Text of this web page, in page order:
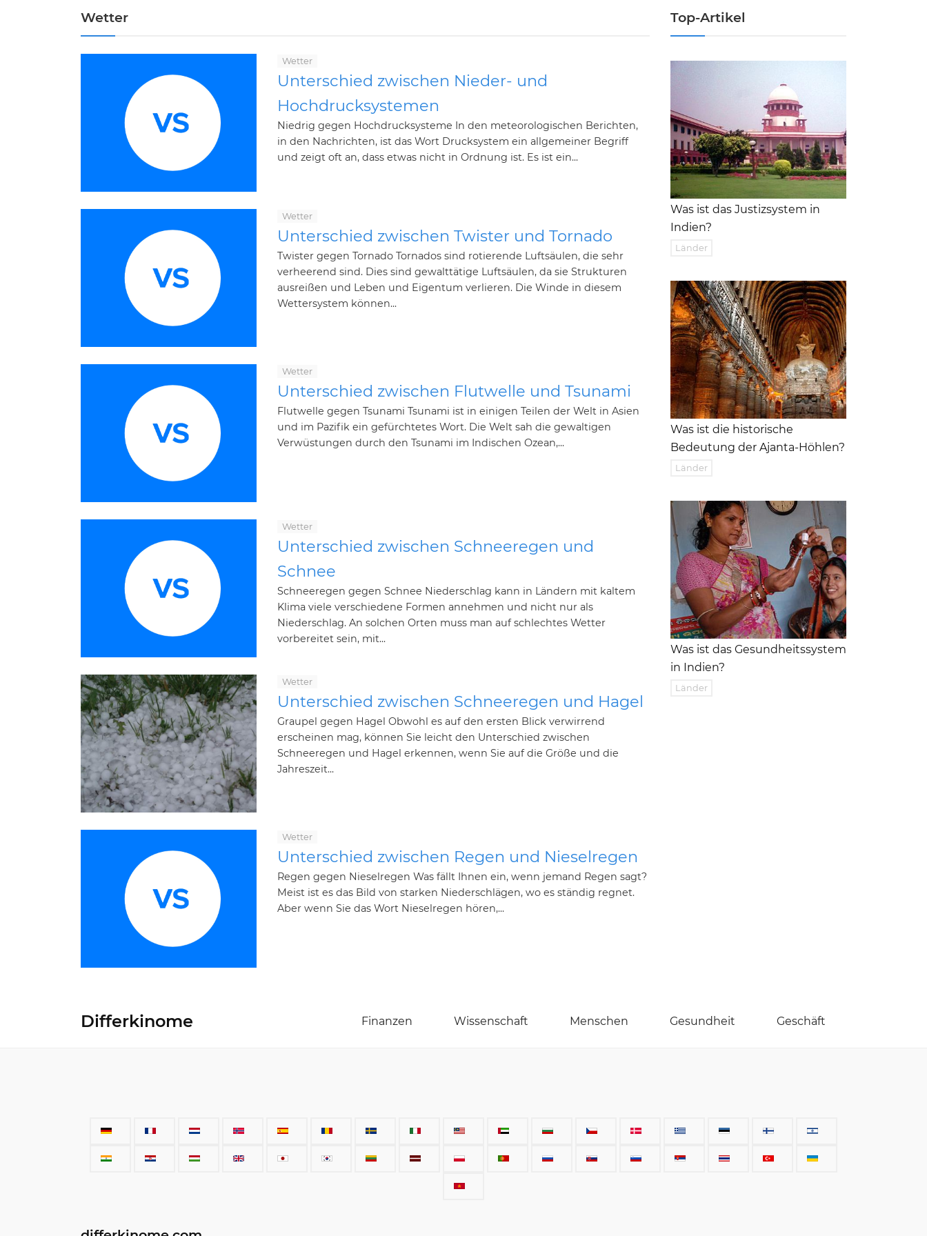
Wetter
Wetter
Unterschied zwischen Nieder- und
Hochdrucksystemen
Niedrig gegen Hochdrucksysteme In den meteorologischen Berichten,
in den Nachrichten, ist das Wort Drucksystem ein allgemeiner Begriff
und zeigt oft an, dass etwas nicht in Ordnung ist. Es ist ein...
Wetter
Unterschied zwischen Twister und Tornado
Twister gegen Tornado Tornados sind rotierende Luftsäulen, die sehr
verheerend sind. Dies sind gewalttätige Luftsäulen, da sie Strukturen
ausreißen und Leben und Eigentum verlieren. Die Winde in diesem
Wettersystem können...
Wetter
Unterschied zwischen Flutwelle und Tsunami
Flutwelle gegen Tsunami Tsunami ist in einigen Teilen der Welt in Asien
und im Pazifik ein gefürchtetes Wort. Die Welt sah die gewaltigen
Verwüstungen durch den Tsunami im Indischen Ozean,...
Wetter
Unterschied zwischen Schneeregen und
Schnee
Schneeregen gegen Schnee Niederschlag kann in Ländern mit kaltem
Klima viele verschiedene Formen annehmen und nicht nur als
Niederschlag. An solchen Orten muss man auf schlechtes Wetter
vorbereitet sein, mit...
Wetter
Unterschied zwischen Schneeregen und Hagel
Graupel gegen Hagel Obwohl es auf den ersten Blick verwirrend
erscheinen mag, können Sie leicht den Unterschied zwischen
Schneeregen und Hagel erkennen, wenn Sie auf die Größe und die
Jahreszeit...
Wetter
Unterschied zwischen Regen und Nieselregen
Regen gegen Nieselregen Was fällt Ihnen ein, wenn jemand Regen sagt?
Meist ist es das Bild von starken Niederschlägen, wo es ständig regnet.
Aber wenn Sie das Wort Nieselregen hören,...
Top-Artikel
Was ist das Justizsystem in
Indien?
Länder
Was ist die historische
Bedeutung der Ajanta-Höhlen?
Länder
Was ist das Gesundheitssystem
in Indien?
Länder
Differkinome Finanzen Wissenschaft Menschen Gesundheit Geschäft